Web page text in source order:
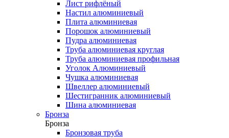
Лист рифлёный
Настил алюминиевый
Плита алюминиевая
Порошок алюминиевый
Пудра алюминиевая
Труба алюминиевая круглая
Труба алюминиевая профильная
Уголок Алюминиевый
Чушка алюминиевая
Швеллер алюминиевый
Шестигранник алюминиевый
Шина алюминиевая
Бронза
Бронза
Бронзовая труба